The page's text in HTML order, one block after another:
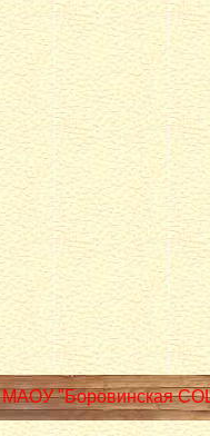
МАОУ "Боровинская